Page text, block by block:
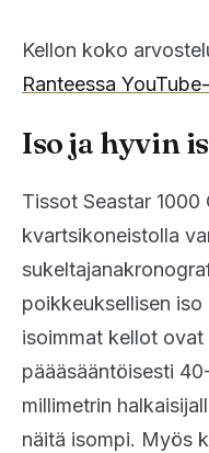
Kellon koko
Ranteessa
Iso ja hyvin
Tissot Seastar 1000
kvartsikoneistolla
poikkeuksellisen
isoimmat kellot ovat
päääsääntöisesti
millimetrin
näitä isompi. Myös